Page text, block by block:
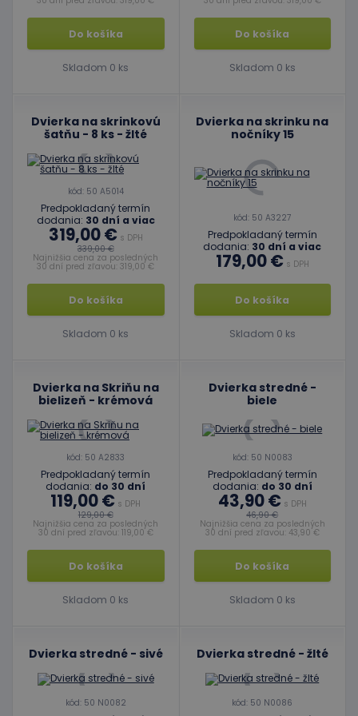
Do košíka
Skladom 0 ks
Do košíka
Skladom 0 ks
Dvierka na skrinkovú
šatňu - 8 ks - žlté
kód: 50 A5014
Predpokladaný termín
dodania: 30 dní a viac
319,00 € s DPH
339,00 €
Najnižšia cena za posledných
30 dní pred zľavou: 319,00 €
Do košíka
Skladom 0 ks
Dvierka na skrinku na
nočníky 15
kód: 50 A3227
Predpokladaný termín
dodania: 30 dní a viac
179,00 € s DPH
Do košíka
Skladom 0 ks
Dvierka na Skriňu na
bielizeň - krémová
kód: 50 A2833
Predpokladaný termín
dodania: do 30 dní
119,00 € s DPH
129,00 €
Najnižšia cena za posledných
30 dní pred zľavou: 119,00 €
Do košíka
Skladom 0 ks
Dvierka stredné -
biele
kód: 50 N0083
Predpokladaný termín
dodania: do 30 dní
43,90 € s DPH
46,90 €
Najnižšia cena za posledných
30 dní pred zľavou: 43,90 €
Do košíka
Skladom 0 ks
Dvierka stredné - sivé
kód: 50 N0082
Dvierka stredné - žlté
kód: 50 N0086
súhlasu
aby
PHPSESSID
limit
www.educaplay.sk 1 mesiac
2 dni
Google Privacy Policy